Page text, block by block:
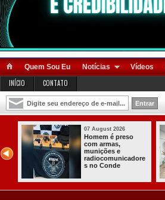
Quem Sou Eu Notícias Vídeos
INÍCIO CONTATO
07 August 2026
Homem é preso
com armas,
munições e
radiocomunicadore
s no Conde